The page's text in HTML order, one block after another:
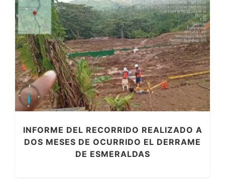
INFORME DEL RECORRIDO REALIZADO A
DOS MESES DE OCURRIDO EL DERRAME
DE ESMERALDAS